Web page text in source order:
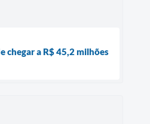
chegar a R$ 45,2 milhões